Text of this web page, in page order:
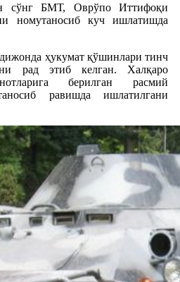
сўнг БМТ, Оврўпо Иттифоқи
номутаносиб куч ишлатишда
ҳукумат қўшинлари тинч
рад этиб келган. Халқаро
берилган расмий
равишда ишлатилгани